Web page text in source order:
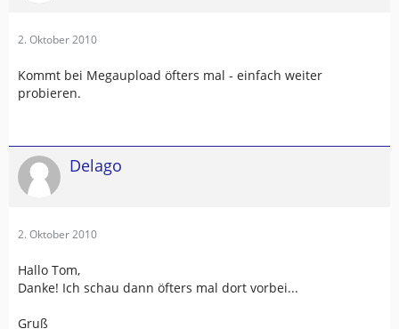
2. Oktober 2010
Kommt bei Megaupload öfters mal - einfach weiter
probieren.
Delago
2. Oktober 2010
Hallo Tom,
Danke! Ich schau dann öfters mal dort vorbei...
Gruß